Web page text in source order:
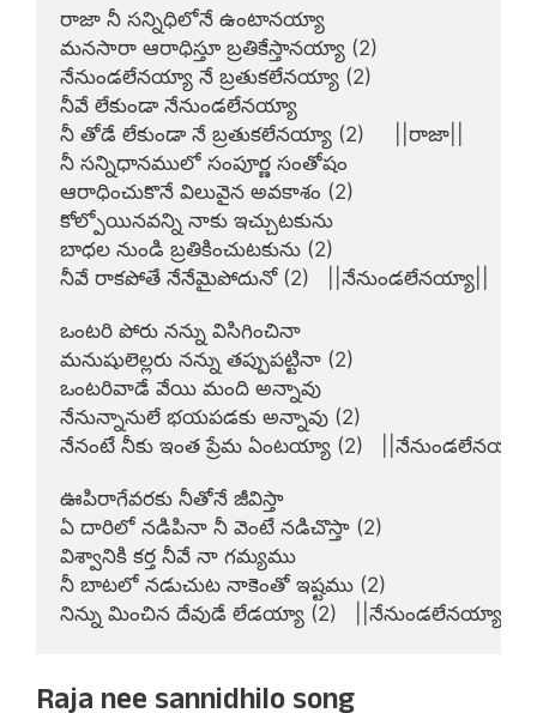
రాజా నీ సన్నిధిలోనే ఉంటానయ్యా
మనసారా ఆరాధిస్తూ బ్రతికేస్తానయ్యా (2)
నేనుండలేనయ్యా నే బ్రతుకలేనయ్యా (2)
నీవే లేకుండా నేనుండలేనయ్యా
నీ తోడే లేకుండా నే బ్రతుకలేనయ్యా (2)     ||రాజా||
నీ సన్నిధానములో సంపూర్ణ సంతోషం
ఆరాధించుకొనే విలువైన అవకాశం (2)
కోల్పోయినవన్ని నాకు ఇచ్చుటకును
బాధల నుండి బ్రతికించుటకును (2)
నీవే రాకపోతే నేనేమైపోదునో (2)   ||నేనుండలేనయ్యా||
ఒంటరి పోరు నన్ను విసిగించినా
మనుషులెల్లరు నన్ను తప్పుపట్టినా (2)
ఒంటరివాడే వేయి మంది అన్నావు
నేనున్నానులే భయపడకు అన్నావు (2)
నేనంటే నీకు ఇంత ప్రేమ ఏంటయ్యా (2)
ఊపిరాగేవరకు నీతోనే జీవిస్తా
ఏ దారిలో నడిపినా నీ వెంటే నడిచొస్తా (2)
విశ్వానికి కర్త నీవే నా గమ్యము
నీ బాటలో నడుచుట నాకెంతో ఇష్టము (2)
నిన్ను మించిన దేవుడే లేడయ్యా (2)   ||నేనుండలేనయ్యా||
Raja nee sannidhilo song